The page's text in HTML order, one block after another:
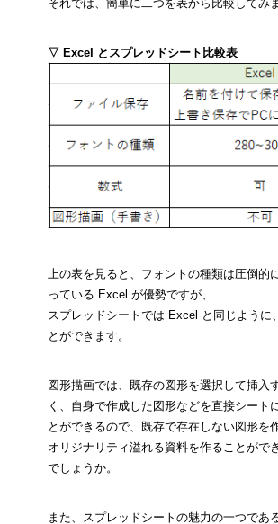
それでは、簡単に二つを表から比較してみ
▽ Excel とスプレッドシート比較表
上の表を見ると、フォントの種類は圧倒的
っている Excel が優勢ですが、
スプレッドシートでは Excel と同じように
とができます。
図形描画では、既存の図形を選択して挿入
く、自身で作成した図形などを直接シート
とができるので、既存で存在しない図形を
オリジナリティ溢れる資料を作ることがで
でしょうか。
また、スプレッドシートの魅力の一つであ